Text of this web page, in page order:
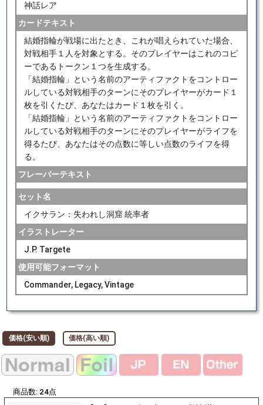
神話レア
カードテキスト
結婚指輪が戦場に出たとき、これが唱えられていた場合、
対戦相手１人を対象とする。そのプレイヤーはこれのコピ
ーであるトークン１つを生成する。
「結婚指輪」という名前のアーティファクトをコントロー
ルしている対戦相手のターンにそのプレイヤーがカード１
枚を引くたび、あなたはカード１枚を引く。
「結婚指輪」という名前のアーティファクトをコントロー
ルしている対戦相手のターンにそのプレイヤーがライフを
得るたび、あなたはその点数に等しい点数のライフを得
る。
フレーバーテキスト
セット名
イクサラン：失われし洞窟 統率者
イラストレーター
J.P. Targete
使用可能フォーマット
Commander, Legacy, Vintage
価格(安い順) 価格(高い順)
商品数: 24点